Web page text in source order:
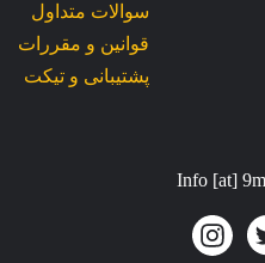
سوالات متداول
قوانین و مقررات
پشتیبانی و تیکت
Info [at]